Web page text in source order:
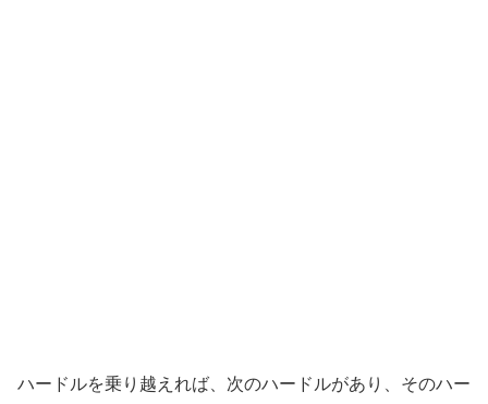
ハードルを乗り越えれば、次のハードルがあり、そのハー